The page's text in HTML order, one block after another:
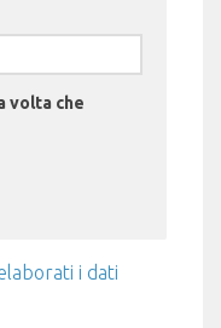
volta che
i dati